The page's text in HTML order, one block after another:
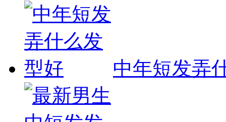
中年短发弄